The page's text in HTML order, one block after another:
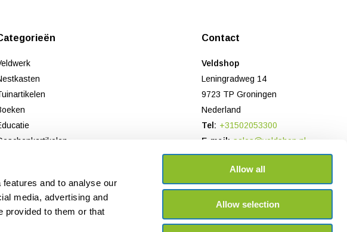
and to analyse our
media, advertising and
provided to them or that
Allow all
Allow selection
Contact
Veldshop
Leningradweg 14
9723 TP Groningen
Nederland
Tel: +31502053300
E-mail: sales@veldshop.nl
Bank: NL78 TRIO 0197906958
KvK-nummer: 82830843
BTW-nummer: NL862620466B01